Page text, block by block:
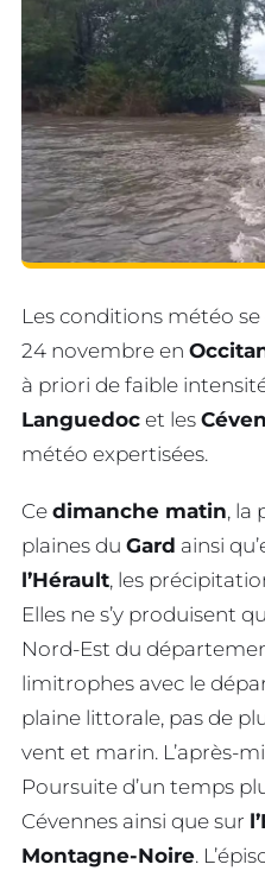
Les conditions météo
24 novembre en
à priori de faible
Languedoc et les
météo expertisées.
Ce dimanche matin, la
plaines du Gard ainsi
l’Hérault, les
Elles ne s’y produisent
Nord-Est du
limitrophes avec le
plaine littorale, pas de
vent et marin. L’après-
Poursuite d’un temps
Cévennes ainsi que sur
Montagne-Noire.